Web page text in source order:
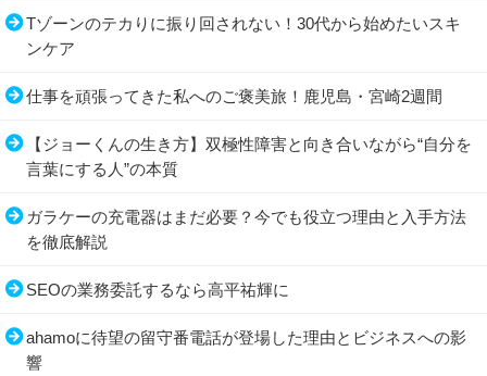
Tゾーンのテカりに振り回されない！30代から始めたいスキ
ンケア
仕事を頑張ってきた私へのご褒美旅！鹿児島・宮崎2週間
【ジョーくんの生き方】双極性障害と向き合いながら“自分を
言葉にする人”の本質
ガラケーの充電器はまだ必要？今でも役立つ理由と入手方法
を徹底解説
SEOの業務委託するなら高平祐輝に
ahamoに待望の留守番電話が登場した理由とビジネスへの影
響